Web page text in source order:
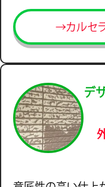
→カルセラ
デ